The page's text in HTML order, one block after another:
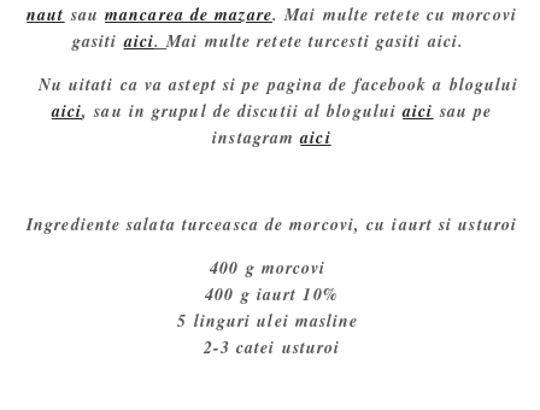
naut saumancarea de mazare. Mai multe retete cu morcovi
gasitiaici.Mai multe retete turcesti gasiti aici.
Nu uitati ca va astept si pe pagina de facebook a blogului
aici, sau in grupul de discutii al bloguluiaici sau pe
instagramaici
Ingrediente salata turceasca de morcovi, cu iaurt si usturoi
400 g morcovi
400 g iaurt 10%
5 linguri ulei masline
2-3 catei usturoi